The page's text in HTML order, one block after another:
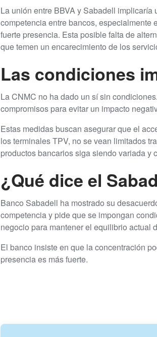
La unión entre BBVA y Sabadell
competencia entre bancos,
fuerte presencia. Esta posible falta de
que temen un encarecimiento de los
Las condiciones
La CNMC no ha dado un sí sin
compromisos para evitar un impacto
Estas medidas buscan asegurar que el
los terminales TPV, no se vean limitados
productos bancarios siga siendo variada y
¿Qué dice el
Banco Sabadell ha mostrado su
competencia y pide que se impongan
negocio para mantener el equilibrio actual
El banco insiste en que la concentración
presencia es más fuerte.